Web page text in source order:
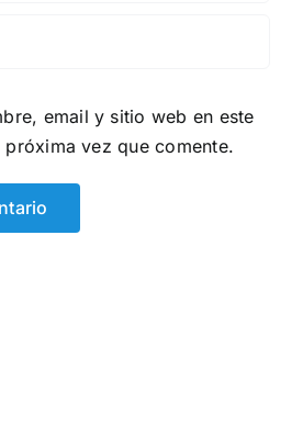
email y sitio web en este
vez que comente.